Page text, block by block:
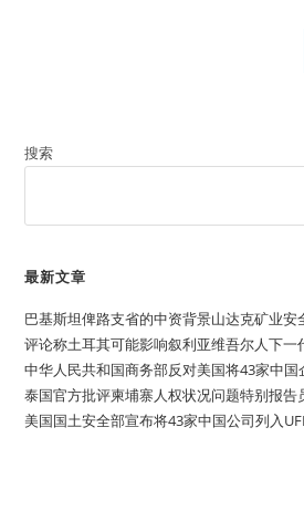
搜索
最新文章
巴基斯坦俾路支省的中资背景山达克矿业安
评论称土耳其可能影响叙利亚维吾尔人下一
中华人民共和国商务部反对美国将43家中国
泰国官方批评柬埔寨人权状况问题特别报告
美国国土安全部宣布将43家中国公司列入